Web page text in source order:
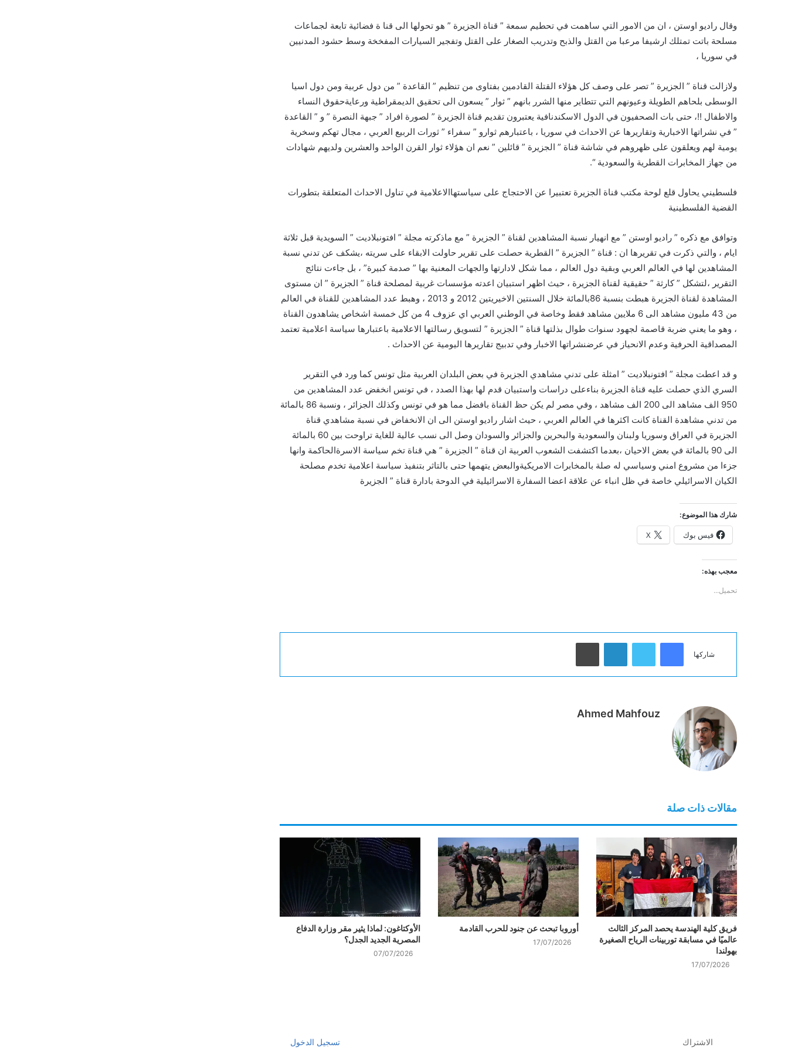
وقال راديو اوستن ، ان من الامور التي ساهمت في تحطيم سمعة ” قناة الجزيرة ” هو تحولها الى قنا ة فضائية تابعة لجماعات
مسلحة باتت تمتلك ارشيفا مرعبا من القتل والذبح وتدريب الصغار على القتل وتفجير السيارات المفخخة وسط حشود المدنيين
في سوريا ،
ولازالت قناة ” الجزيرة ” تصر على وصف كل هؤلاء القتلة القادمين بفتاوى من تنظيم ” القاعدة ” من دول عربية ومن دول اسيا
الوسطى بلحاهم الطويلة وعيونهم التي تتطاير منها الشرر بانهم ” ثوار ” يسعون الى تحقيق الديمقراطية ورعايةحقوق النساء
والاطفال !!، حتى بات الصحفيون في الدول الاسكندنافية يعتبرون تقديم قناة الجزيرة ” لصورة افراد ” جبهة النصرة ” و ” القاعدة
” في نشراتها الاخبارية وتقاريرها عن الاحداث في سوريا ، باعتبارهم ثوارو ” سفراء ” ثورات الربيع العربي ، مجال تهكم وسخرية
يومية لهم ويعلقون على ظهروهم في شاشة قناة ” الجزيرة ” قائلين ” نعم ان هؤلاء ثوار القرن الواحد والعشرين ولديهم شهادات
من جهاز المخابرات القطرية والسعودية “.
فلسطيني يحاول قلع لوحة مكتب قناة الجزيرة تعتبيرا عن الاحتجاج على سياستهاالاعلامية في تناول الاحداث المتعلقة بتطورات
القضية الفلسطينية
وتوافق مع ذكره ” راديو اوستن ” مع انهيار نسبة المشاهدين لقناة ” الجزيرة ” مع ماذكرته مجلة ” افتونبلاديت ” السويدية قبل ثلاثة
ايام ، والتي ذكرت في تقريرها ان : قناة ” الجزيرة ” القطرية حصلت على تقرير حاولت الابقاء على سريته ،يشكف عن تدني نسبة
المشاهدين لها في العالم العربي وبقية دول العالم ، مما شكل لادارتها والجهات المعنية بها ” صدمة كبيرة” ، بل جاءت نتائج
التقرير ،لتشكل ” كارثة ” حقيقية لقناة الجزيرة ، حيث اظهر استبيان اعدته مؤسسات غربية لمصلحة قناة ” الجزيرة ” ان مستوى
المشاهدة لقناة الجزيرة هبطت بنسبة 86بالمائة خلال السنتين الاخيريتين 2012 و 2013 ، وهبط عدد المشاهدين للقناة في العالم
من 43 مليون مشاهد الى 6 ملايين مشاهد فقط وخاصة في الوطني العربي اي عزوف 4 من كل خمسة اشخاص يشاهدون القناة
، وهو ما يعني ضربة قاصمة لجهود سنوات طوال بذلتها قناة ” الجزيرة ” لتسويق رسالتها الاعلامية باعتبارها سياسة اعلامية تعتمد
المصداقية الحرفية وعدم الانحياز في عرضنشراتها الاخبار وفي تدبيج تقاريرها اليومية عن الاحداث .
و قد اعطت مجلة ” افتونبلاديت ” امثلة على تدني مشاهدي الجزيرة في بعض البلدان العربية مثل تونس كما ورد في التقرير
السري الذي حصلت عليه قناة الجزيرة بناءعلى دراسات واستبيان قدم لها بهذا الصدد ، في تونس انخفض عدد المشاهدين من
950 الف مشاهد الى 200 الف مشاهد ، وفي مصر لم يكن حظ القناة بافضل مما هو في تونس وكذلك الجزائر ، ونسبة 86 بالمائة
من تدني مشاهدة القناة كانت اكثرها في العالم العربي ، حيث اشار راديو اوستن الى ان الانخفاض في نسبة مشاهدي قناة
الجزيرة في العراق وسوريا ولبنان والسعودية والبحرين والجزائر والسودان وصل الى نسب عالية للغاية تراوحت بين 60 بالمائة
الى 90 بالمائة في بعض الاحيان ،بعدما اكتشفت الشعوب العربية ان قناة ” الجزيرة ” هي قناة تخم سياسة الاسرةالحاكمة وانها
جزءا من مشروع امني وسياسي له صلة بالمخابرات الامريكيةوالبعض يتهمها حتى بالتاثر بتنفيذ سياسة اعلامية تخدم مصلحة
الكيان الاسرائيلي خاصة في ظل انباء عن علاقة اعضا السفارة الاسرائيلية في الدوحة بادارة قناة ” الجزيرة
شارك هذا الموضوع:
فيس بوك X
معجب بهذه:
تحميل...
شاركها
فيسبوك لينكدإن
Ahmed Mahfouz
مقالات ذات صلة
فريق كلية الهندسة يحصد المركز الثالث
عالميًا في مسابقة توربينات الرياح الصغيرة
بهولندا
17/07/2026
أوروبا تبحث عن جنود للحرب القادمة
17/07/2026
الأوكتاغون: لماذا يثير مقر وزارة الدفاع
المصرية الجديد الجدل؟
07/07/2026
الاشتراك تسجيل الدخول